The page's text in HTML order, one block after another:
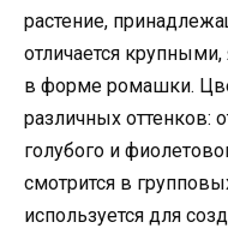
растение,
отличается
в форме ромашки.
различных оттенков:
голубого и
смотрится в
используется для